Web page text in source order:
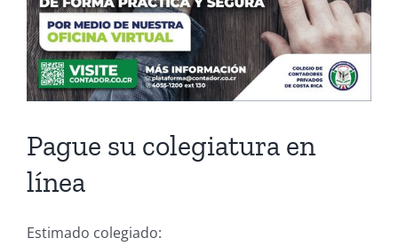
Pague su colegiatura en
línea
Estimado colegiado: